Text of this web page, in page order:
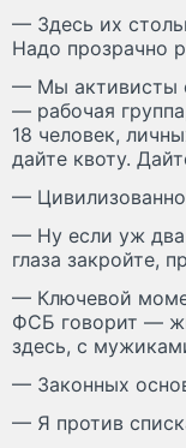
— Здесь их
Надо прозрачно
— Мы активисты
— рабочая
18 человек,
дайте квоту.
—
— Ну если уж
глаза закройте,
— Ключевой
ФСБ говорит —
здесь, с
— Законных
— Я против